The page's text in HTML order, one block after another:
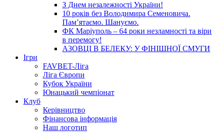
З Днем незалежності України!
10 років без Володимира Семеновича.
Пам’ятаємо. Шануємо.
ФК Маріуполь – 64 роки незламності та віри
в перемогу!
АЗОВЦІ В БЕЛЕКУ: У ФІНІШНОЇ СМУГИ
Ігри
FAVBET-Ліга
Ліга Європи
Кубок України
Юнацький чемпіонат
Клуб
Керівництво
Фінансова інформація
Наш логотип